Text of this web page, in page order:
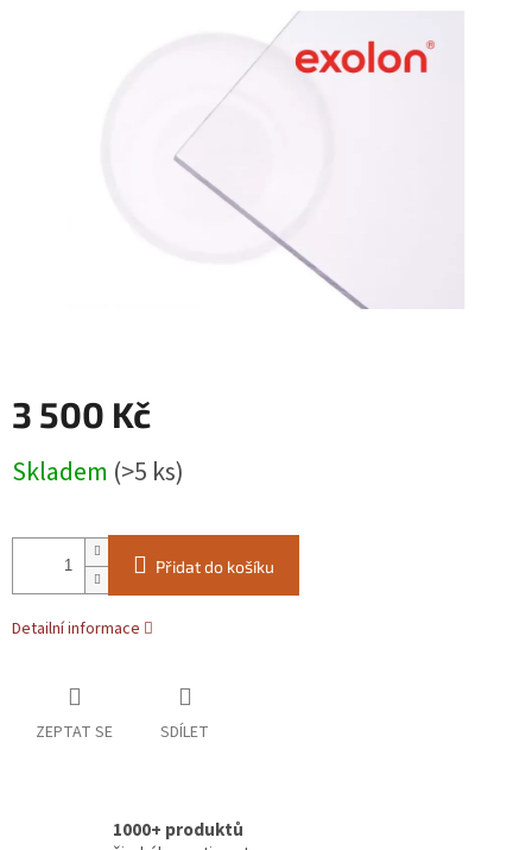
3 500 Kč
cena:
Skladem (>5 ks)
Přidat do košíku
Detailní informace
ZEPTAT SE SDÍLET
1000+ produktů